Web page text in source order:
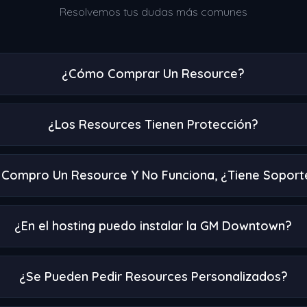
Resolvemos tus dudas más comunes
¿Cómo Comprar Un Resource?
¿Los Resources Tienen Protección?
Un Resource Y No Funciona, ¿Tiene
¿En el hosting puedo instalar la GM Downtown?
¿Se Pueden Pedir Resources Personalizados?